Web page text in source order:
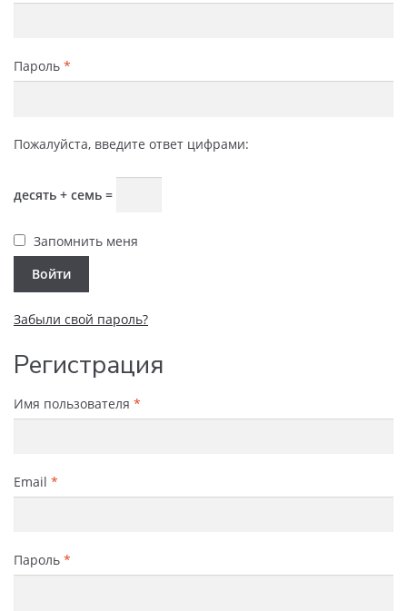
Пароль *
Пожалуйста, введите ответ цифрами:
десять + семь =
Запомнить меня
Войти
Забыли свой пароль?
Регистрация
Имя пользователя *
Email *
Пароль *